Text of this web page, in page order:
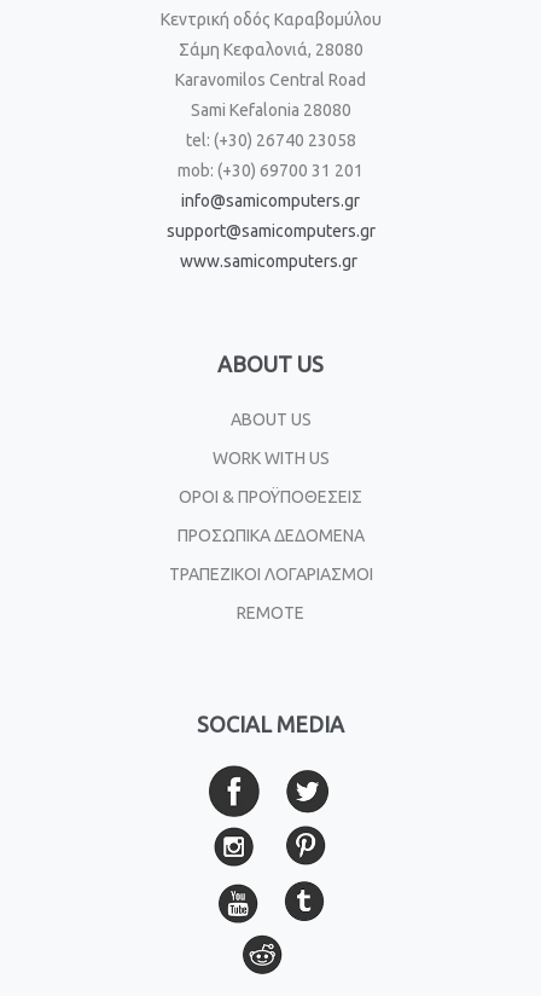
Κεντρική οδός Καραβομύλου
Σάμη Κεφαλονιά, 28080
Karavomilos Central Road
Sami Kefalonia 28080
tel: (+30) 26740 23058
mob: (+30) 69700 31 201
info@samicomputers.gr
support@samicomputers.gr
www.samicomputers.gr
ABOUT US
ABOUT US
WORK WITH US
ΟΡΟΙ & ΠΡΟΫΠΟΘΕΣΕΙΣ
ΠΡΟΣΩΠΙΚΑ ΔΕΔΟΜΕΝΑ
ΤΡΑΠΕΖΙΚΟΙ ΛΟΓΑΡΙΑΣΜΟΙ
REMOTE
SOCIAL MEDIA